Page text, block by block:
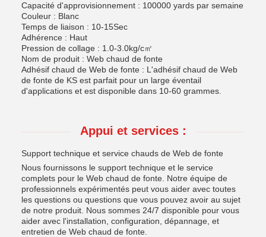
Capacité d'approvisionnement : 100000 yards par semaine
Couleur : Blanc
Temps de liaison : 10-15Sec
Adhérence : Haut
Pression de collage : 1.0-3.0kg/c㎡
Nom de produit : Web chaud de fonte
Adhésif chaud de Web de fonte : L'adhésif chaud de Web
de fonte de KS est parfait pour un large éventail
d'applications et est disponible dans 10-60 grammes.
Appui et services :
Support technique et service chauds de Web de fonte
Nous fournissons le support technique et le service
complets pour le Web chaud de fonte. Notre équipe de
professionnels expérimentés peut vous aider avec toutes
les questions ou questions que vous pouvez avoir au sujet
de notre produit. Nous sommes 24/7 disponible pour vous
aider avec l'installation, configuration, dépannage, et
entretien de Web chaud de fonte.